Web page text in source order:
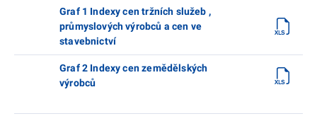
Graf 1 Indexy cen tržních služeb ,
průmyslových výrobců a cen ve
stavebnictví
Graf 2 Indexy cen zemědělských
výrobců